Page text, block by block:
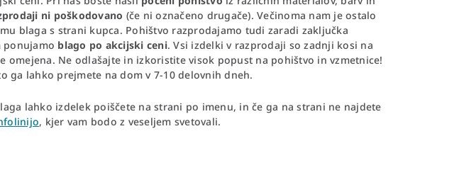
ni poškodovano (če ni označeno drugače). Večinoma nam je ostalo
blaga s strani kupca. Pohištvo razprodajamo tudi zaradi zaključka
ponujamo blago po akcijski ceni. Vsi izdelki v razprodaji so zadnji kosi na
omejena. Ne odlašajte in izkoristite visok popust na pohištvo in vzmetnice!
ga lahko prejmete na dom v 7-10 delovnih dneh.
lahko izdelek poiščete na strani po imenu, in če ga na strani ne najdete
, kjer vam bodo z veseljem svetovali.